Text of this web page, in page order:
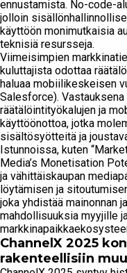
ennustamista. No-code-
jolloin
käyttöön monimutkaisia
teknisiä resursseja.
Viimeisimpien
kuluttajista odottaa
haluaa mobiilikeskeisen
Salesforce).
räätälöintityökalujen ja
käyttöönottoa, jotka
sisältösyötteitä ja
Istunnoissa, kuten
Media’s Monetisation
ja vähittäiskaupan
löytämisen ja
joka yhdistää mainonnan
mahdollisuuksia myyjille
ChannelX 2025
rakenteellisiin